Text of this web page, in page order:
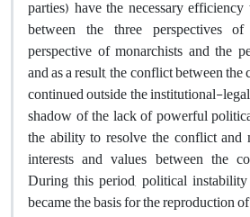
parties) have the necessary
between the three perspectives of
perspective of monarchists and the
and as a result, the conflict between
continued outside the institutional-
shadow of the lack of powerful
the ability to resolve the conflict and
interests and values between the
During this period, political
became the basis for the reproduction